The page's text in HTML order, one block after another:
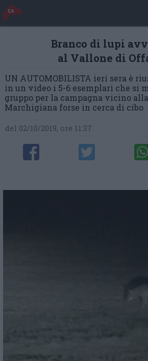
Branco di lupi
al Vallone di
UN AUTOMOBILISTA ieri sera è
in un video i 5-6 esemplari che si
gruppo per la campagna vicino
Marchigiana forse in cerca di cibo
del 02/10/2019, ore 11:37